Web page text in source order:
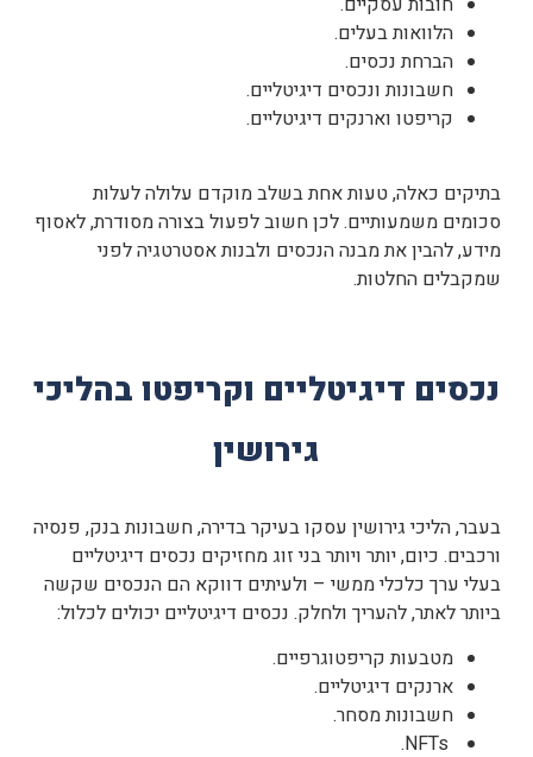
הלוואות בעלים.
הברחת נכסים.
חשבונות ונכסים דיגיטליים.
קריפטו וארנקים דיגיטליים.
בתיקים כאלה, טעות אחת בשלב מוקדם עלולה לעלות
סכומים משמעותיים. לכן חשוב לפעול בצורה מסודרת, לאסוף
מידע, להבין את מבנה הנכסים ולבנות אסטרטגיה לפני
שמקבלים החלטות.
נכסים דיגיטליים וקריפטו בהליכי
גירושין
בעבר, הליכי גירושין עסקו בעיקר בדירה, חשבונות בנק, פנסיה
ורכבים. כיום, יותר ויותר בני זוג מחזיקים נכסים דיגיטליים
בעלי ערך כלכלי ממשי – ולעיתים דווקא הם הנכסים שקשה
ביותר לאתר, להעריך ולחלק. נכסים דיגיטליים יכולים לכלול:
מטבעות קריפטוגרפיים.
ארנקים דיגיטליים.
חשבונות מסחר.